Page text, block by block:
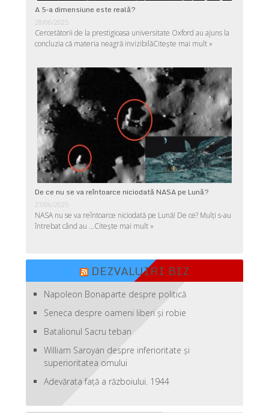
A 5-a dimensiune este reală?
28/06/2025
Cercetătorii de la prestigioasa universitate Oxford au ajuns la
concluzia că materia neagră invizibilăCitește mai mult »
De ce nu se va reîntoarce niciodată NASA pe Lună?
27/06/2025
NASA nu se va reîntoarce niciodată pe Lună! De ce? Mulţi s-au
întrebat când au …Citește mai mult »
DEZVALUIRI BIZ
Napoleon Bonaparte despre politică
Seneca despre oameni liberi şi robie
Batalionul Sacru teban
William Saroyan despre inferioritate şi
superioritatea omului
Adevărata față a războiului. 1944